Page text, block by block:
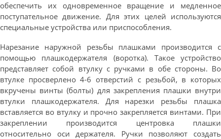
обеспечить их одновременное вращение и медленное
поступательное движение. Для этих целей используются
специальные устройства или приспособления.
Нарезание наружной резьбы плашками производится с
помощью плашкодержателя (воротка). Такое устройство
представляет собой втулку с ручками в обе стороны. Во
втулке просверлено 4-6 отверстий с резьбой, в которых
вкручены винты (болты) для закрепления плашки внутри
втулки плашкодержателя. Для нарезки резьбы плашка
вставляется во втулку и прочно закрепляется винтами. При
закреплении производится центровка плашки
относительно оси держателя. Ручки позволяют создать